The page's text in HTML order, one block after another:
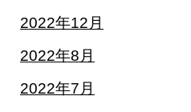
2022年12月
2022年8月
2022年7月